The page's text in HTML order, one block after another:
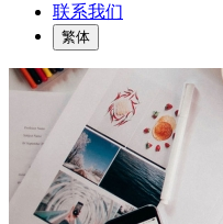
联系我们
繁体